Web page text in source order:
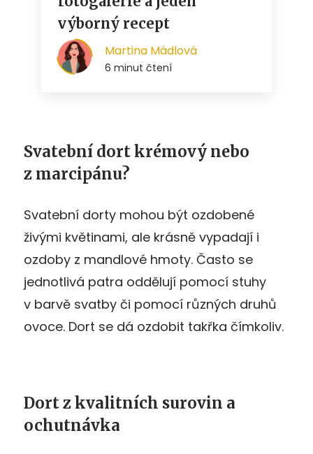
Svatební dort krémový nebo
z marcipánu?
Svatební dorty mohou být ozdobené
živými květinami, ale krásně vypadají i
ozdoby z mandlové hmoty. Často se
jednotlivá patra oddělují pomocí stuhy
v barvě svatby či pomocí různých druhů
ovoce. Dort se dá ozdobit takřka čímkoliv.
Dort z kvalitních surovin a
ochutnávka